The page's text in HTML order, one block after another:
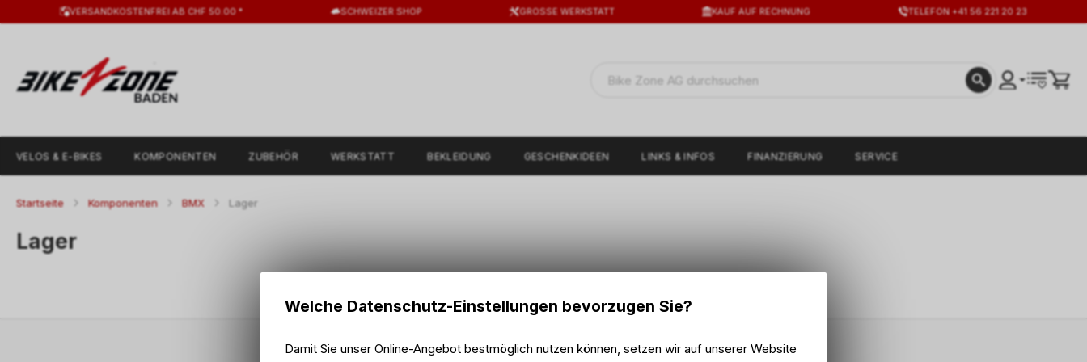
VERSANDKOSTENFREI AB CHF 50.00 * SCHWEIZER SHOP GROSSE WERKSTATT KAUF AUF RECHNUNG TELEFON +41 56 221 20 23
VELOS & E-BIKES KOMPONENTEN ZUBEHÖR WERKSTATT BEKLEIDUNG GESCHENKIDEEN LINKS & INFOS FINANZIERUNG SERVICE
Startseite Komponenten BMX Lager
Lager
Welche Datenschutz-Einstellungen bevorzugen Sie?
Damit Sie unser Online-Angebot bestmöglich nutzen können, setzen wir auf unserer Website